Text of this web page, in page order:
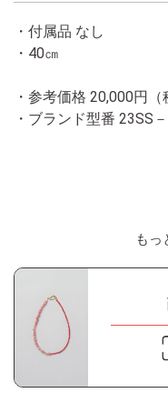
・付属品 なし
・ 40㎝
・参考価格 20,000円（
・ブランド型番 23SS
もっ